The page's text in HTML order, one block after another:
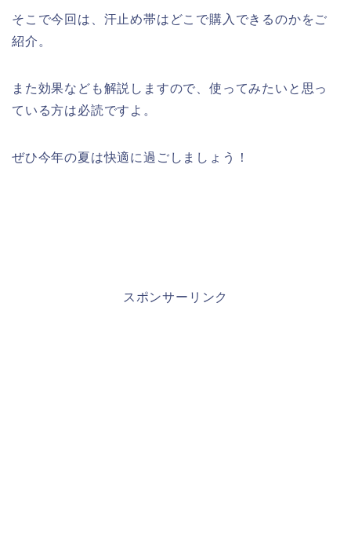
そこで今回は、汗止め帯はどこで購入できるのかをご
紹介。
また効果なども解説しますので、使ってみたいと思っ
ている方は必読ですよ。
ぜひ今年の夏は快適に過ごしましょう！
スポンサーリンク